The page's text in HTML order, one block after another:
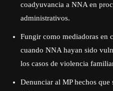
coadyuvancia a NNA en
administrativos.
Fungir como mediadoras en
cuando NNA hayan sido
los casos de violencia
Denunciar al MP hechos que